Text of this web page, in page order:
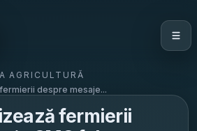
AGRICULTURĂ
despre mesaje...
fermierii